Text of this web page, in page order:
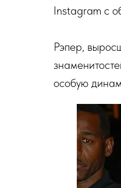
Instagram с
Рэпер,
особую